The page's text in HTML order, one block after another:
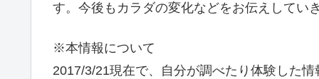
す。今後もカラダの変化などをお伝えしてい
※本情報について
2017/3/21現在で、自分が調べたり体験した情